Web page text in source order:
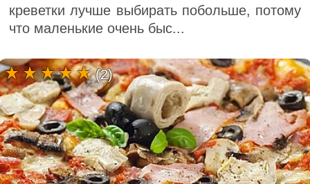
креветки лучше выбирать побольше, потому
что маленькие очень быс...
(2)